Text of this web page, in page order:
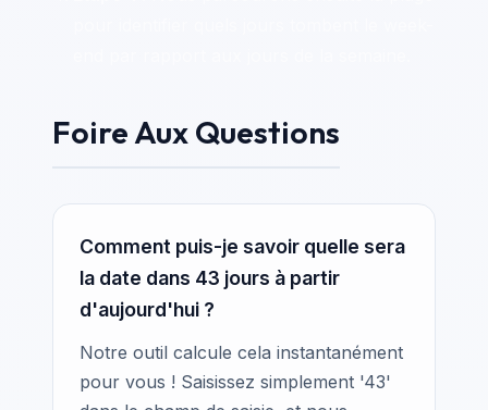
Foire Aux Questions
Comment puis-je savoir quelle sera
la date dans 43 jours à partir
d'aujourd'hui ?
Notre outil calcule cela instantanément
pour vous ! Saisissez simplement '43'